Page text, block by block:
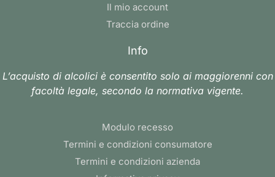
Il mio account
Traccia ordine
Info
L’acquisto di alcolici è consentito solo ai maggiorenni con
facoltà legale, secondo la normativa vigente.
Modulo recesso
Termini e condizioni consumatore
Termini e condizioni azienda